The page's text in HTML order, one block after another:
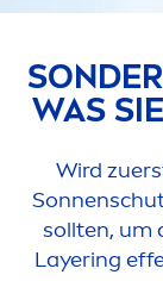
WAS
Wird
sollten, um
Layering